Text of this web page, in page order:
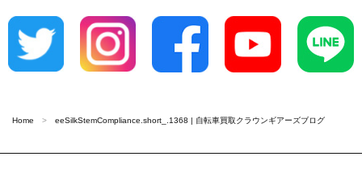
Home eeSilkStemCompliance.short_.1368 | 自転車買取クラウンギアーズブログ